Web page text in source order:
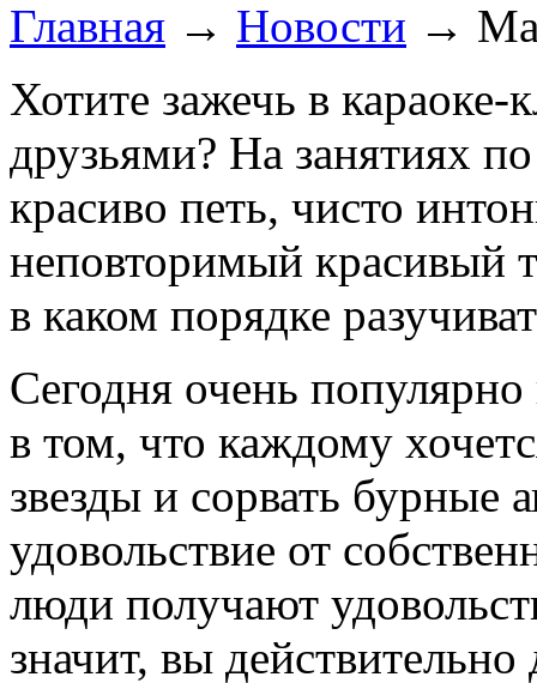
Главная → Новости →
Хотите зажечь в караоке-
друзьями? На занятиях
красиво петь, чисто
неповторимый красивый
в каком порядке
Сегодня очень
в том, что каждому
звезды и сорвать бурные
удовольствие от
люди получают
значит, вы